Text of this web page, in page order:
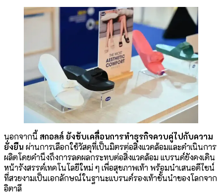
นอกจากนี้ สกอลล์ ยังขับเคลื่อนการทำธุรกิจควบคู่ไปกับความ
ยั่งยืน ผ่านการเลือกใช้วัสดุที่เป็นมิตรต่อสิ่งแวดล้อมและดำเนินการ
ผลิตโดยคำนึงถึงการลดผลกระทบต่อสิ่งแวดล้อม แบรนด์ยังคงเดิน
หน้ารังสรรค์เทคโนโลยีใหม่ ๆ เพื่อสุขภาพเท้า พร้อมนำเสนอดีไซน์
ที่สวยงามเป็นเอกลักษณ์ในฐานะแบรนด์รองเท้าชั้นนำของโลกจาก
อิตาลี